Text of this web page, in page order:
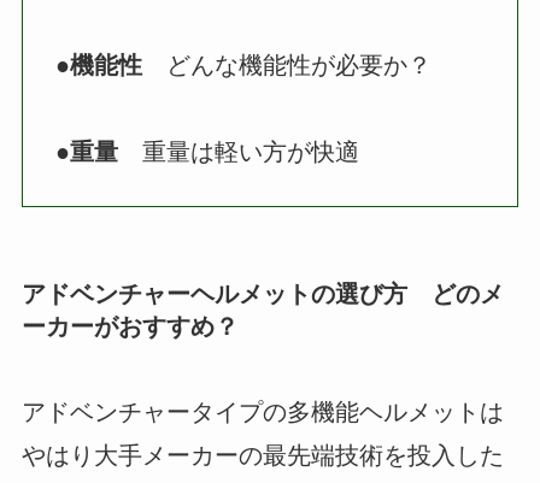
●機能性どんな機能性が必要か？
●重量重量は軽い方が快適
アドベンチャーヘルメットの選び方 どのメ
ーカーがおすすめ？
アドベンチャータイプの多機能ヘルメットは
やはり大手メーカーの最先端技術を投入した